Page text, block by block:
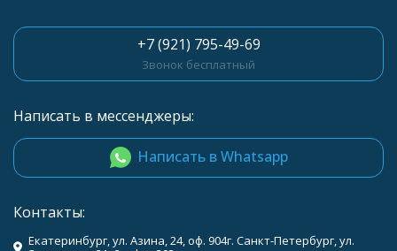
+7 (921) 795-49-69
Звонок бесплатный
Написать в мессенджеры:
Написать в Whatsapp
Контакты:
Екатеринбург, ул. Азина, 24, оф. 904г. Санкт-Петербург, ул.